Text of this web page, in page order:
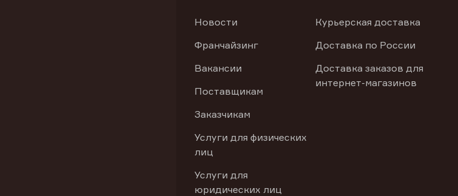
Новости
Франчайзинг
Вакансии
Поставщикам
Заказчикам
Услуги для физических
лиц
Услуги для
юридических лиц
Курьерская доставка
Доставка по России
Доставка заказов для
интернет-магазинов